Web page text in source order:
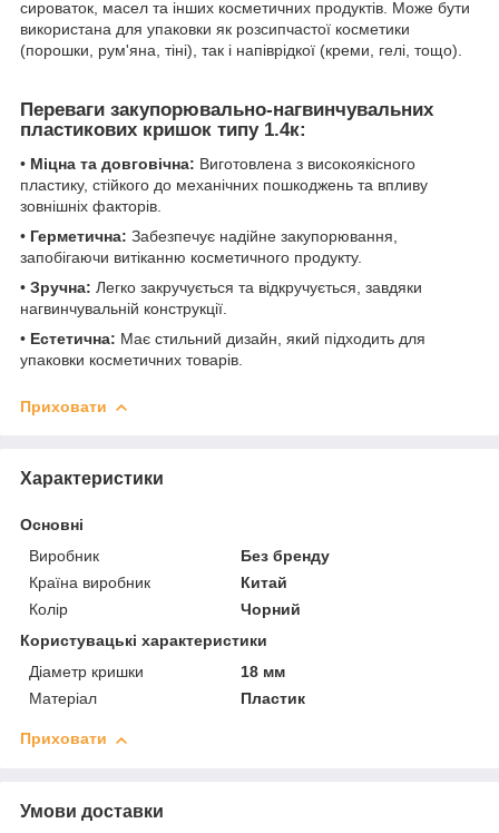
сироваток, масел та інших косметичних продуктів. Може бути
використана для упаковки як розсипчастої косметики
(порошки, рум'яна, тіні), так і напіврідкої (креми, гелі, тощо).
Переваги закупорювально-нагвинчувальних
пластикових кришок типу 1.4к:
• Міцна та довговічна: Виготовлена з високоякісного
пластику, стійкого до механічних пошкоджень та впливу
зовнішніх факторів.
• Герметична: Забезпечує надійне закупорювання,
запобігаючи витіканню косметичного продукту.
• Зручна: Легко закручується та відкручується, завдяки
нагвинчувальній конструкції.
• Естетична: Має стильний дизайн, який підходить для
упаковки косметичних товарів.
Приховати
Характеристики
Основні
Виробник
Без бренду
Країна виробник
Китай
Колір
Чорний
Користувацькі характеристики
Діаметр кришки
18 мм
Матеріал
Пластик
Приховати
Умови доставки